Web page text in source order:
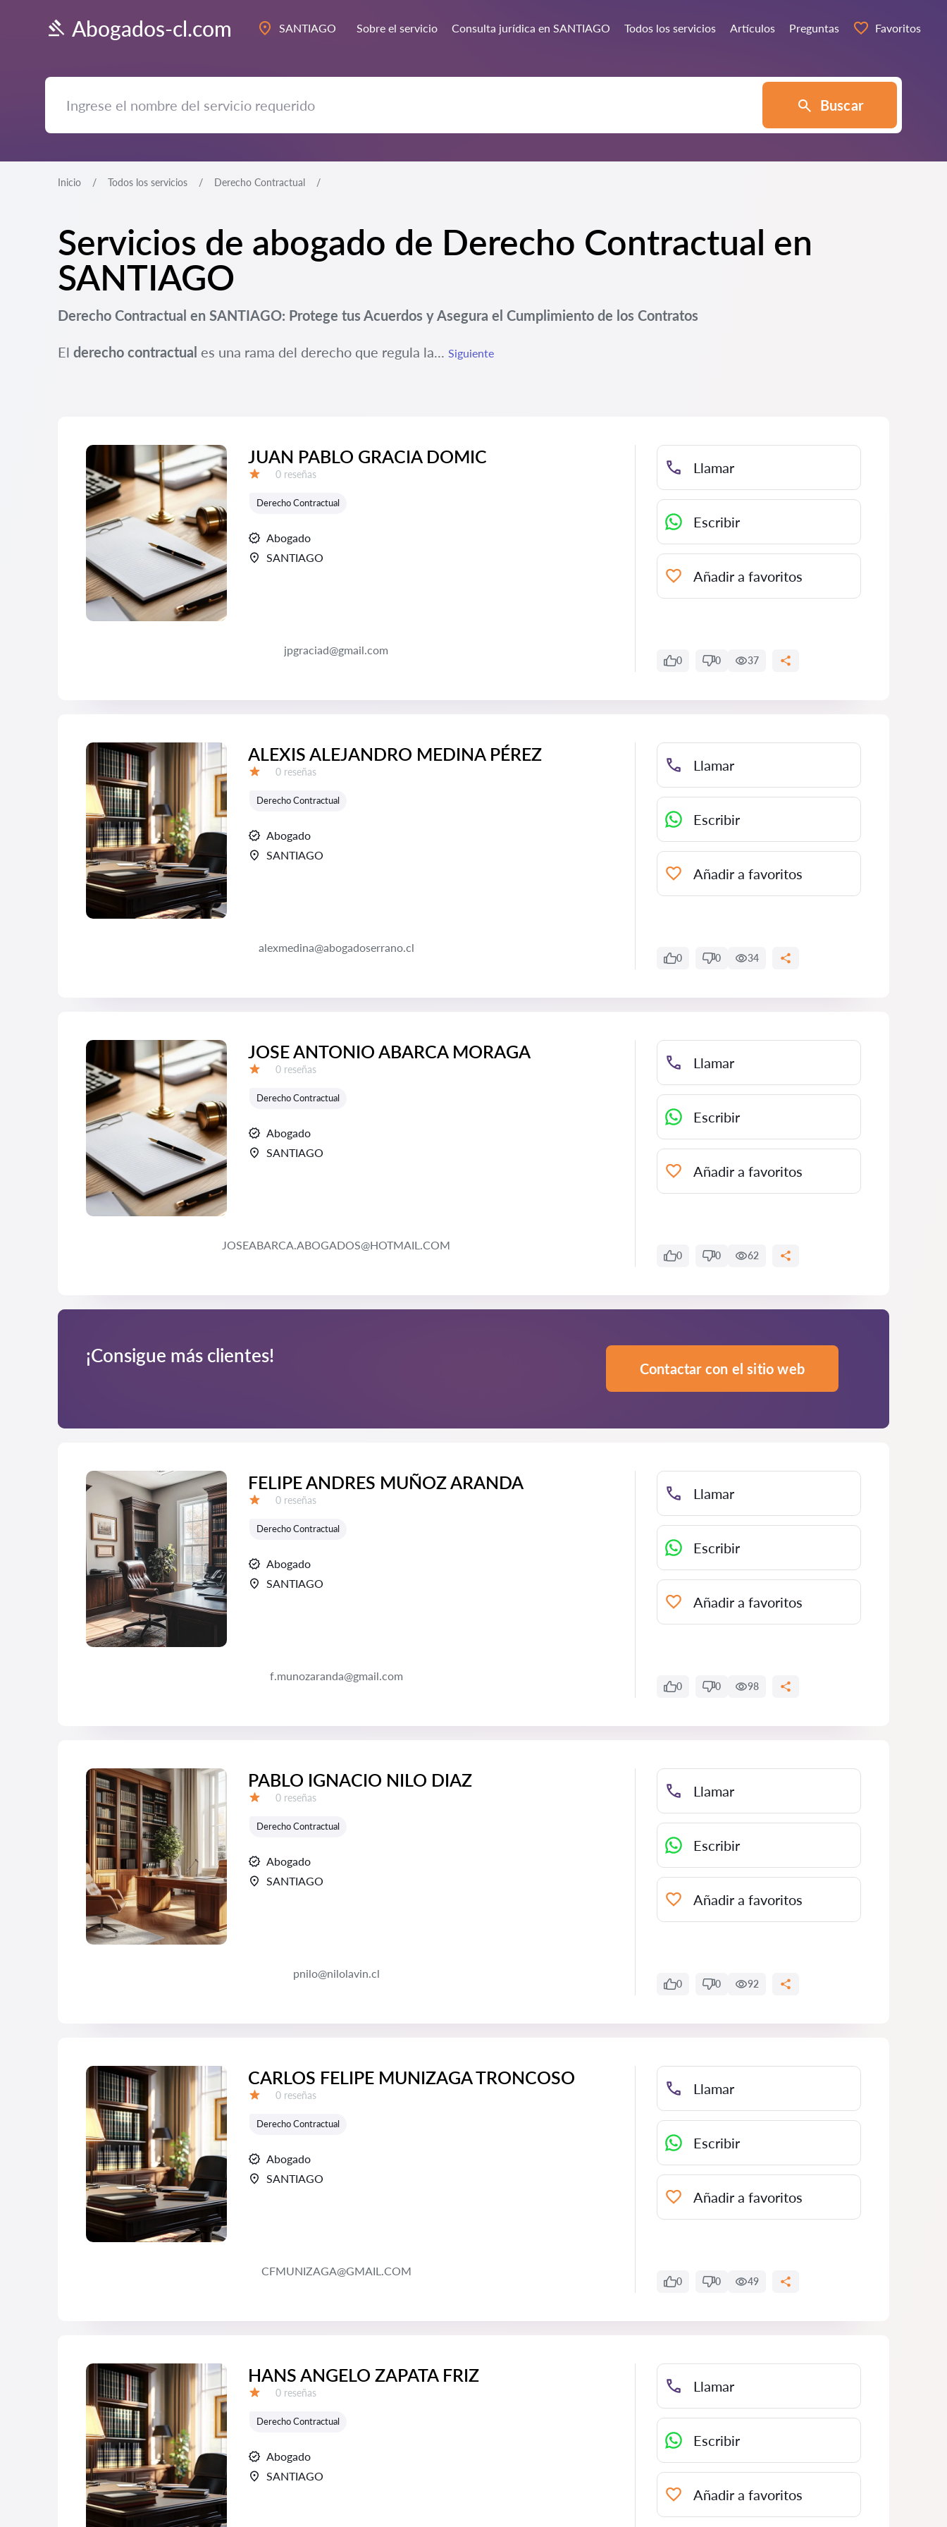
Abogados-cl.com SANTIAGO Sobre el servicio Consulta jurídica en SANTIAGO Todos los servicios Artículos Preguntas Favoritos
Buscar
Inicio Todos los servicios Derecho Contractual
Servicios de abogado de Derecho Contractual en
SANTIAGO
Derecho Contractual en SANTIAGO: Protege tus Acuerdos y Asegura el Cumplimiento de los Contratos
El derecho contractual es una rama del derecho que regula la... Siguiente
JUAN PABLO GRACIA DOMIC
Número de reseñas:
0 reseñas
Derecho Contractual
Abogado
SANTIAGO
jpgraciad@gmail.com
Llamar
Escribir
Añadir a favoritos
0 0 37
ALEXIS ALEJANDRO MEDINA PÉREZ
Número de reseñas:
0 reseñas
Derecho Contractual
Abogado
SANTIAGO
alexmedina@abogadoserrano.cl
Llamar
Escribir
Añadir a favoritos
0 0 34
JOSE ANTONIO ABARCA MORAGA
Número de reseñas:
0 reseñas
Derecho Contractual
Abogado
SANTIAGO
JOSEABARCA.ABOGADOS@HOTMAIL.COM
Llamar
Escribir
Añadir a favoritos
0 0 62
¡Consigue más clientes!
Contactar con el sitio web
FELIPE ANDRES MUÑOZ ARANDA
Número de reseñas:
0 reseñas
Derecho Contractual
Abogado
SANTIAGO
f.munozaranda@gmail.com
Llamar
Escribir
Añadir a favoritos
0 0 98
PABLO IGNACIO NILO DIAZ
Número de reseñas:
0 reseñas
Derecho Contractual
Abogado
SANTIAGO
pnilo@nilolavin.cl
Llamar
Escribir
Añadir a favoritos
0 0 92
CARLOS FELIPE MUNIZAGA TRONCOSO
Número de reseñas:
0 reseñas
Derecho Contractual
Abogado
SANTIAGO
CFMUNIZAGA@GMAIL.COM
Llamar
Escribir
Añadir a favoritos
0 0 49
HANS ANGELO ZAPATA FRIZ
Número de reseñas:
0 reseñas
Derecho Contractual
Abogado
SANTIAGO
Llamar
Escribir
Añadir a favoritos